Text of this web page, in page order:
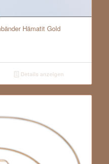
Hämatit Gold
Details anzeigen